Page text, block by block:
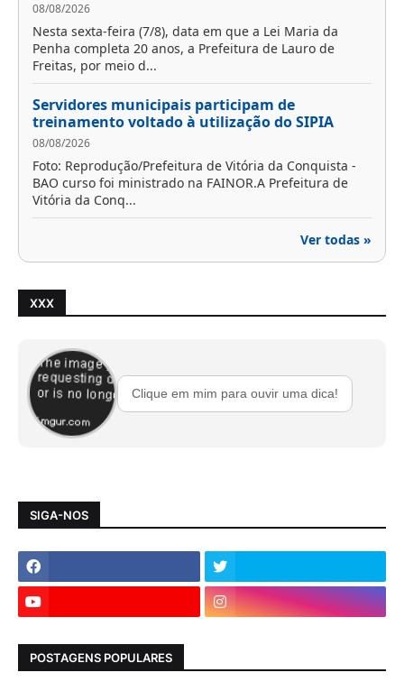
08/08/2026
Nesta sexta-feira (7/8), data em que a Lei Maria da
Penha completa 20 anos, a Prefeitura de Lauro de
Freitas, por meio d...
Servidores municipais participam de
treinamento voltado à utilização do SIPIA
08/08/2026
Foto: Reprodução/Prefeitura de Vitória da Conquista -
BAO curso foi ministrado na FAINOR.A Prefeitura de
Vitória da Conq...
Ver todas »
XXX
Clique em mim para ouvir uma dica!
SIGA-NOS
POSTAGENS POPULARES